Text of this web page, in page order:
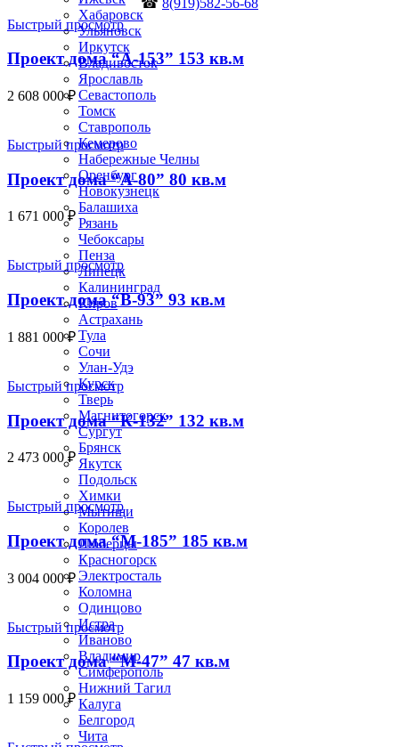
Хабаровск
Ульяновск
Иркутск
Владивосток
Ярославль
Севастополь
Томск
Ставрополь
Кемерово
Набережные Челны
Оренбург
Новокузнецк
Балашиха
Рязань
Чебоксары
Пенза
Липецк
Калининград
Киров
Астрахань
Тула
Сочи
Улан-Удэ
Курск
Тверь
Магнитогорск
Сургут
Брянск
Якутск
Подольск
Химки
Мытищи
Королев
Люберцы
Красногорск
Электросталь
Коломна
Одинцово
Истра
Иваново
Владимир
Симферополь
Нижний Тагил
Калуга
Белгород
Чита
☎ 8(919)582-56-68
Быстрый просмотр
Проект дома “А-153” 153 кв.м
2 608 000₽
Быстрый просмотр
Проект дома “А-80” 80 кв.м
1 671 000₽
Быстрый просмотр
Проект дома “В-93” 93 кв.м
1 881 000₽
Быстрый просмотр
Проект дома “К-132” 132 кв.м
2 473 000 ₽
Быстрый просмотр
Проект дома “М-185” 185 кв.м
3 004 000₽
Быстрый просмотр
Проект дома “М-47” 47 кв.м
1 159 000₽